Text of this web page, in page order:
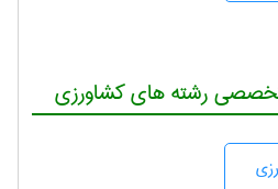
رشته های کشاورزی